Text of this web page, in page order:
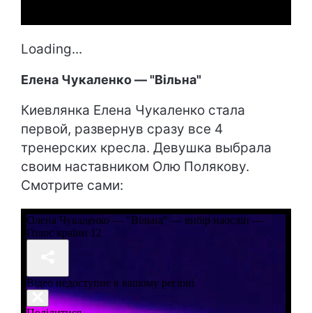
Loading...
Елена Чукаленко — "Вільна"
Киевлянка Елена Чукаленко стала
первой, развернув сразу все 4
тренерских кресла. Девушка выбрала
своим наставником Олю Полякову.
Смотрите сами: